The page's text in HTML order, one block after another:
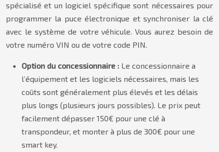
spécialisé et un logiciel spécifique sont nécessaires pour
programmer la puce électronique et synchroniser la clé
avec le système de votre véhicule. Vous aurez besoin de
votre numéro VIN ou de votre code PIN.
Option du concessionnaire : Le concessionnaire a
l’équipement et les logiciels nécessaires, mais les
coûts sont généralement plus élevés et les délais
plus longs (plusieurs jours possibles). Le prix peut
facilement dépasser 150€ pour une clé à
transpondeur, et monter à plus de 300€ pour une
smart key.